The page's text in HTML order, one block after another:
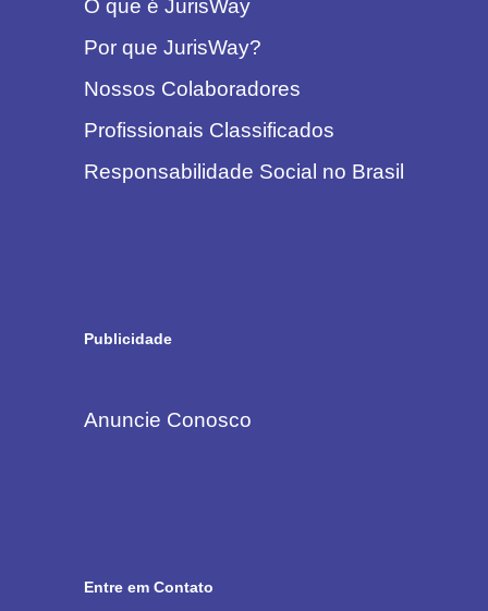
O que é JurisWay
Por que JurisWay?
Nossos Colaboradores
Profissionais Classificados
Responsabilidade Social no Brasil
Publicidade
Anuncie Conosco
Entre em Contato